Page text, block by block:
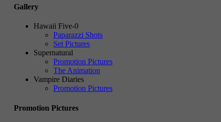
Gallery
Hawaii Five-0
Paparazzi Shots
Set Pictures
Supernatural
Promotion Pictures
The Animation
Vampire Diaries
Promotion Pictures
Promotion Pictures